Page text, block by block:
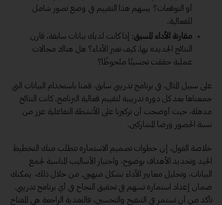
أو التوقعات؟ يسهم هذا التقييم في وضع تصور شامل
للفعالية.
مقارنة الأداء المسبق: إذا كانت لديك بيانات سابقة، قارن
النتائج الجديدة بها. كيف تغير الأداء؟ هل هناك مجالات
عملية حققت تحسينًا ملحوظًا؟
على سبيل المثال، في برنامج تدريبي سابق، قمنا باستخدام البيانات التي
جمعناها بعد كل دورة تدريبية لتقييم فعالية البرنامج. كانت النتائج
مذهلة، حيث أوضحت أن تركيزنا على الأنشطة التفاعلية عزز من
نسبة الحضور ورضا المشاركين.
خلاصة القول، إن خطوات تصميم الاستمارة تتطلب منك التخطيط
الجيد وتحديد الأهداف بوضوح، واختيار الأساليب المناسبة لجمع
البيانات، وتحليل معايير الأداء بشكل منهجي. من خلال ذلك، يمكنك
ضمان إعداد استمارة تسهم في تحقيق النجاح في أي برنامج تدريبي.
تأكد من أن تستمر في التنقيح والتحسين، فالتغذية الراجعة هي المفتاح